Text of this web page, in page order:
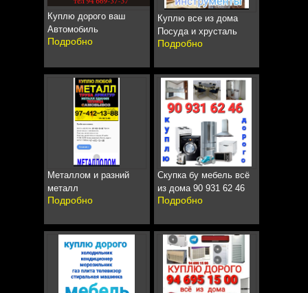
Куплю дорого ваш
Автомобиль
Подробно
Куплю все из дома
Посуда и хрусталь
Подробно
Металлом и разний
металл
Подробно
Скупка бу мебель всё
из дома 90 931 62 46
Подробно